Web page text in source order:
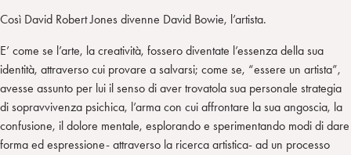
Così David Robert Jones divenne David Bowie, l’artista.
E’ come se l’arte, la creatività, fossero diventate l’essenza della sua
identità, attraverso cui provare a salvarsi; come se, “essere un artista”,
avesse assunto per lui il senso di aver trovatola sua personale strategia
di sopravvivenza psichica, l’arma con cui affrontare la sua angoscia, la
confusione, il dolore mentale, esplorando e sperimentando modi di dare
forma ed espressione- attraverso la ricerca artistica- ad un processo